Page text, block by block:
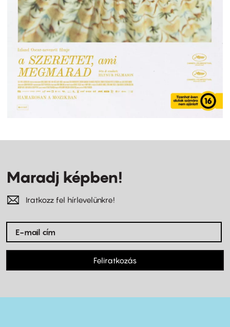
Maradj képben!
Iratkozz fel hírlevelünkre!
Feliratkozás